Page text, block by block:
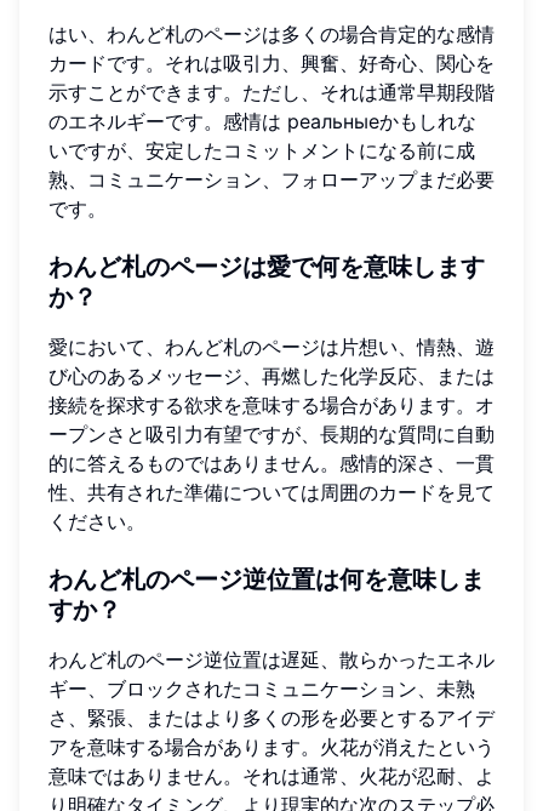
はい、わんど札のページは多くの場合肯定的な感情
カードです。それは吸引力、興奮、好奇心、関心を
示すことができます。ただし、それは通常早期段階
のエネルギーです。感情は реальныеかもしれな
いですが、安定したコミットメントになる前に成
熟、コミュニケーション、フォローアップまだ必要
です。
わんど札のページは愛で何を意味します
か？
愛において、わんど札のページは片想い、情熱、遊
び心のあるメッセージ、再燃した化学反応、または
接続を探求する欲求を意味する場合があります。オ
ープンさと吸引力有望ですが、長期的な質問に自動
的に答えるものではありません。感情的深さ、一貫
性、共有された準備については周囲のカードを見て
ください。
わんど札のページ逆位置は何を意味しま
すか？
わんど札のページ逆位置は遅延、散らかったエネル
ギー、ブロックされたコミュニケーション、未熟
さ、緊張、またはより多くの形を必要とするアイデ
アを意味する場合があります。火花が消えたという
意味ではありません。それは通常、火花が忍耐、よ
り明確なタイミング、より現実的な次のステップ必